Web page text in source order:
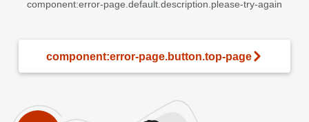
component:error-page.default.description.please-try-again
component:error-page.button.top-page